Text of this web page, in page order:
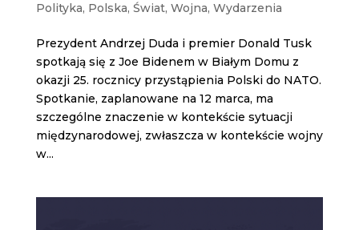
Polityka, Polska, Świat, Wojna, Wydarzenia
Prezydent Andrzej Duda i premier Donald Tusk
spotkają się z Joe Bidenem w Białym Domu z
okazji 25. rocznicy przystąpienia Polski do NATO.
Spotkanie, zaplanowane na 12 marca, ma
szczególne znaczenie w kontekście sytuacji
międzynarodowej, zwłaszcza w kontekście wojny
w...